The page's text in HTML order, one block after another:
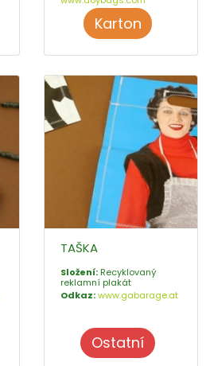
Karton
TAŠKA
Složení: Recyklovaný
reklamní plakát
Odkaz:www.gabarage.at
Ostatní